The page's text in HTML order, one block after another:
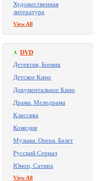
Художественная
литература
View All
DVD
Детектив, Боевик
Детское Кино
Документальное Кино
Драма. Мелодрама
Классика
Комедия
Музыка. Опера. Балет
Русский Сериал
Юмор, Сатира
View All